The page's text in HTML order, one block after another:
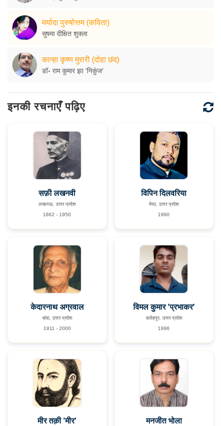
मर्यादा पुरुषोत्तम (कविता)
सुषमा दीक्षित शुक्ला
कान्हा कृष्ण मुरारी (दोहा छंद)
डॉ॰ राम कुमार झा 'निकुंज'
इनकी रचनाएँ पढ़िए
सफ़ी लखनवी
लखनऊ, उत्तर प्रदेश
1862 - 1950
विपिन दिलवरिया
मेरठ, उत्तर प्रदेश
1990
केदारनाथ अग्रवाल
बांदा, उत्तर प्रदेश
1911 - 2000
विमल कुमार 'प्रभाकर'
फ़तेहपुर, उत्तर प्रदेश
1996
मीर तक़ी 'मीर' मनजीत भोला